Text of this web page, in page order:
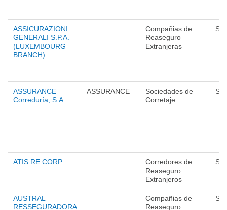
ASSICURAZIONI
GENERALI S.P.A.
(LUXEMBOURG
BRANCH)
Compañias de
Reaseguro
Extranjeras
ASSURANCE
Correduría, S.A.
ASSURANCE
Sociedades de
Corretaje
ATIS RE CORP
Corredores de
Reaseguro
Extranjeros
AUSTRAL
RESSEGURADORA
Compañias de
Reaseguro